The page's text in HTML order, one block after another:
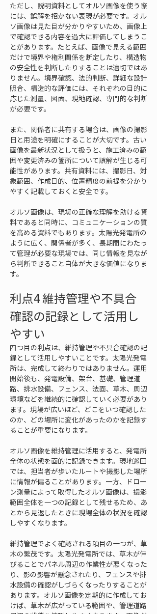
ただし、説明資料としてオルソ画像を使う際
には、誤解を招かない表現が必要です。オル
ソ画像は見た目が分かりやすいため、画像上
で確認できる内容を過大に評価してしまうこ
とがあります。たとえば、画像で見える範囲
だけで境界や権利関係を断定したり、構造物
の安全性を判断したりすることは適切ではあ
りません。境界確認、法的判断、詳細な設計
照合、構造的な評価には、それぞれの目的に
応じた測量、図面、現地確認、専門的な判断
が必要です。
また、関係者に共有する場合は、画像の撮影
日と用途を明確にすることが大切です。古い
画像を最新状況として扱うと、施工済みの範
囲や変更済みの箇所について誤解が生じる可
能性があります。共有資料には、撮影日、対
象範囲、作成目的、位置精度の前提を分かり
やすく記載しておくと安全です。
オルソ画像は、現場の正確な理解を助ける資
料であると同時に、コミュニケーションの質
を高める資料でもあります。太陽光発電所の
ように広く、関係者が多く、長期間にわたっ
て管理が必要な現場では、同じ情報を見なが
ら判断できること自体が大きな価値になりま
す。
利点4 維持管理や不具合
確認の記録として活用し
やすい
四つ目の利点は、維持管理や不具合確認の記
録として活用しやすいことです。太陽光発電
所は、完成して終わりではありません。運用
開始後も、発電設備、架台、基礎、管理道
路、排水設備、フェンス、法面、草木、周辺
環境などを継続的に確認していく必要があり
ます。現場が広いほど、どこをいつ確認した
のか、どの場所に変化があったのかを記録す
ることが重要になります。
オルソ画像を維持管理に活用すると、発電所
全体の状態を面的に記録できます。現地巡回
では、担当者が歩いたルートや撮影した場所
に情報が偏ることがあります。一方、ドロー
ン測量によって取得したオルソ画像は、撮影
範囲全体を一つの記録として残せるため、あ
とから見返したときに現場全体の状況を確認
しやすくなります。
維持管理でよく確認される項目の一つが、草
木の繁茂です。太陽光発電所では、草木が伸
びることでパネル周辺の作業性が悪くなった
り、影の影響が懸念されたり、フェンスや排
水設備の確認がしづらくなったりすることが
あります。オルソ画像を定期的に作成してお
けば、草木が広がっている範囲や、管理道路